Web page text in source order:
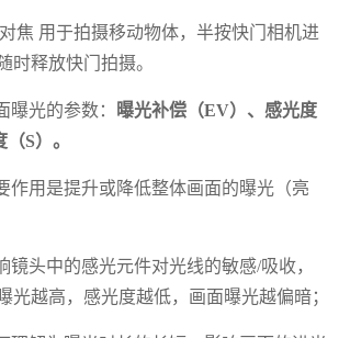
焦 用于拍摄移动物体，半按快门相机进
时释放快门拍摄。
曝光的参数： 曝光补偿（EV）、感光度
S）。
作用是提升或降低整体画面的曝光（亮
镜头中的感光元件对光线的敏感/吸收，
光越高，感光度越低，画面曝光越偏暗；